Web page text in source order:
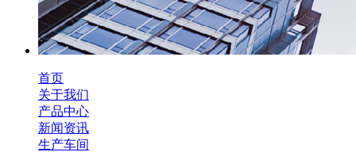
首页
关于我们
产品中心
新闻资讯
生产车间